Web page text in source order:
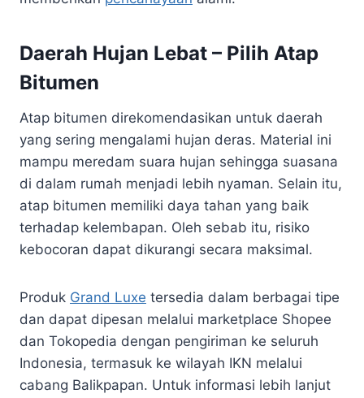
Daerah Hujan Lebat – Pilih Atap
Bitumen
Atap bitumen direkomendasikan untuk daerah
yang sering mengalami hujan deras. Material ini
mampu meredam suara hujan sehingga suasana
di dalam rumah menjadi lebih nyaman. Selain itu,
atap bitumen memiliki daya tahan yang baik
terhadap kelembapan. Oleh sebab itu, risiko
kebocoran dapat dikurangi secara maksimal.
Produk Grand Luxe tersedia dalam berbagai tipe
dan dapat dipesan melalui marketplace Shopee
dan Tokopedia dengan pengiriman ke seluruh
Indonesia, termasuk ke wilayah IKN melalui
cabang Balikpapan. Untuk informasi lebih lanjut